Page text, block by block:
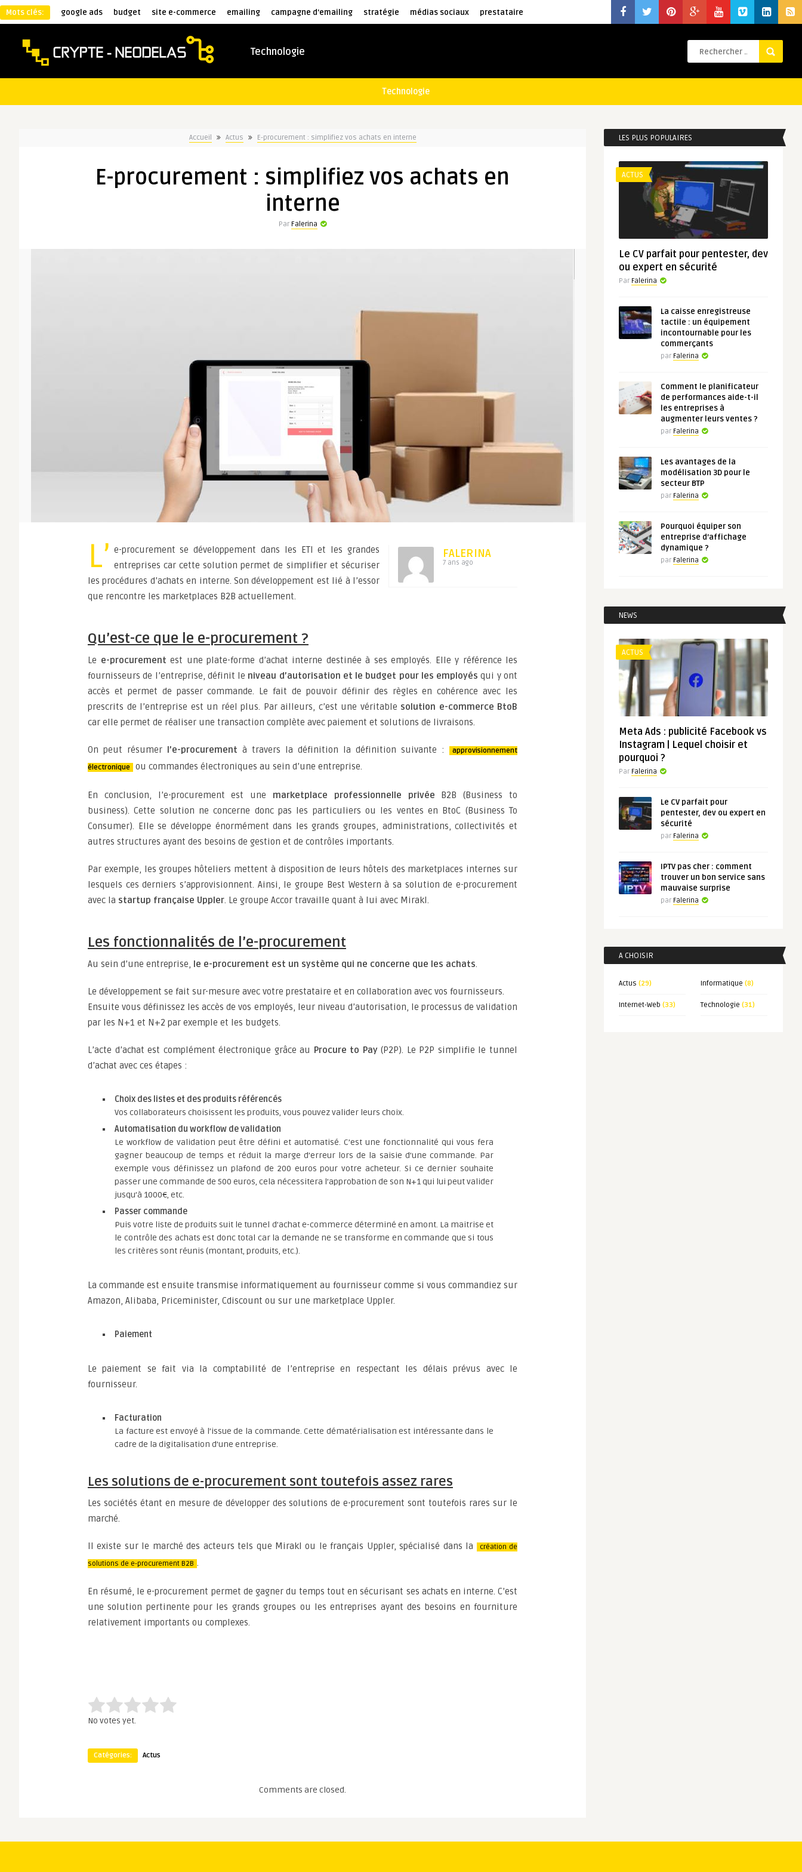
Mots clés: google ads budget site e-commerce emailing campagne d'emailing stratégie médias sociaux prestataire
Technologie
Technologie
Accueil Actus E-procurement : simplifiez vos achats en interne
E-procurement : simplifiez vos achats en
interne
Par Falerina
FALERINA
7 ans ago
L’ e-procurement se développement dans les ETI et les grandes
entreprises car cette solution permet de simplifier et sécuriser
les procédures d’achats en interne. Son développement est lié à l’essor
que rencontre les marketplaces B2B actuellement.
Qu’est-ce que le e-procurement ?
Le e-procurement est une plate-forme d’achat interne destinée à ses employés. Elle y référence les
fournisseurs de l’entreprise, définit le niveau d’autorisation et le budget pour les employés qui y ont
accès et permet de passer commande. Le fait de pouvoir définir des règles en cohérence avec les
prescrits de l’entreprise est un réel plus. Par ailleurs, c’est une véritable solution e-commerce BtoB
car elle permet de réaliser une transaction complète avec paiement et solutions de livraisons.
On peut résumer l’e-procurement à travers la définition la définition suivante :
approvisionnement
électronique ou commandes électroniques au sein d’une entreprise.
En conclusion, l’e-procurement est une marketplace professionnelle privée B2B (Business to
business). Cette solution ne concerne donc pas les particuliers ou les ventes en BtoC (Business To
Consumer). Elle se développe énormément dans les grands groupes, administrations, collectivités et
autres structures ayant des besoins de gestion et de contrôles importants.
Par exemple, les groupes hôteliers mettent à disposition de leurs hôtels des marketplaces internes sur
lesquels ces derniers s’approvisionnent. Ainsi, le groupe Best Western à sa solution de e-procurement
avec la startup française Uppler. Le groupe Accor travaille quant à lui avec Mirakl.
Les fonctionnalités de l’e-procurement
Au sein d’une entreprise, le e-procurement est un système qui ne concerne que les achats.
Le développement se fait sur-mesure avec votre prestataire et en collaboration avec vos fournisseurs.
Ensuite vous définissez les accès de vos employés, leur niveau d’autorisation, le processus de validation
par les N+1 et N+2 par exemple et les budgets.
L’acte d’achat est complément électronique grâce au Procure to Pay(P2P). Le P2P simplifie le tunnel
d’achat avec ces étapes :
Choix des listes et des produits référencés
Vos collaborateurs choisissent les produits, vous pouvez valider leurs choix.
Automatisation du workflow de validation
Le workflow de validation peut être défini et automatisé. C’est une fonctionnalité qui vous fera
gagner beaucoup de temps et réduit la marge d’erreur lors de la saisie d’une commande. Par
exemple vous définissez un plafond de 200 euros pour votre acheteur. Si ce dernier souhaite
passer une commande de 500 euros, cela nécessitera l’approbation de son N+1 qui lui peut valider
jusqu’à 1000€, etc.
Passer commande
Puis votre liste de produits suit le tunnel d’achat e-commerce déterminé en amont. La maitrise et
le contrôle des achats est donc total car la demande ne se transforme en commande que si tous
les critères sont réunis (montant, produits, etc.).
La commande est ensuite transmise informatiquement au fournisseur comme si vous commandiez sur
Amazon, Alibaba, Priceminister, Cdiscount ou sur une marketplace Uppler.
Paiement
Le paiement se fait via la comptabilité de l’entreprise en respectant les délais prévus avec le
fournisseur.
Facturation
La facture est envoyé à l’issue de la commande. Cette dématérialisation est intéressante dans le
cadre de la digitalisation d’une entreprise.
Les solutions de e-procurement sont toutefois assez rares
Les sociétés étant en mesure de développer des solutions de e-procurement sont toutefois rares sur le
marché.
Il existe sur le marché des acteurs tels que Mirakl ou le français Uppler, spécialisé dans la
création de
solutions de e-procurement B2B .
En résumé, le e-procurement permet de gagner du temps tout en sécurisant ses achats en interne. C’est
une solution pertinente pour les grands groupes ou les entreprises ayant des besoins en fourniture
relativement importants ou complexes.
Rate this item: Submit Rating
No votes yet.
Catégories: Actus
Comments are closed.
LES PLUS POPULAIRES
ACTUS
Le CV parfait pour pentester, dev
ou expert en sécurité
Par Falerina
La caisse enregistreuse
tactile : un équipement
incontournable pour les
commerçants
par Falerina
Comment le planificateur
de performances aide-t-il
les entreprises à
augmenter leurs ventes ?
par Falerina
Les avantages de la
modélisation 3D pour le
secteur BTP
par Falerina
Pourquoi équiper son
entreprise d’affichage
dynamique ?
par Falerina
NEWS
ACTUS
Meta Ads : publicité Facebook vs
Instagram | Lequel choisir et
pourquoi ?
Par Falerina
Le CV parfait pour
pentester, dev ou expert en
sécurité
par Falerina
IPTV pas cher : comment
trouver un bon service sans
mauvaise surprise
par Falerina
A CHOISIR
Actus (29) Informatique (8)
Internet-Web (33) Technologie (31)